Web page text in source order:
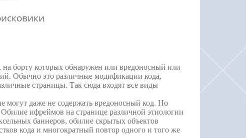
борту которых обнаружен или вредоносный или
Обычно это различные модификации кода,
страницы. Так сюда входят все виды
могут даже не содержать вредоносный код. Но
ифреймов на странице различной этиологии
баннеров, обилие скрытых объектов
кода и многократный повтор одного и того же